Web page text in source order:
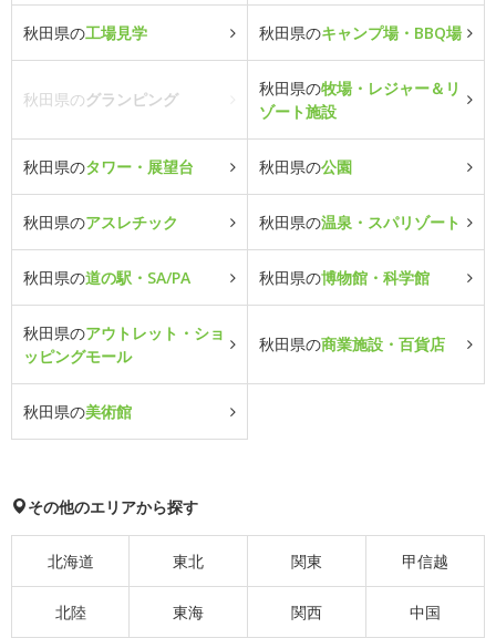
秋田県の工場見学 秋田県のキャンプ場・BBQ場
秋田県のグランピング
秋田県の牧場・レジャー＆リ
ゾート施設
秋田県のタワー・展望台 秋田県の公園
秋田県のアスレチック 秋田県の温泉・スパリゾート
秋田県の道の駅・SA/PA 秋田県の博物館・科学館
秋田県のアウトレット・ショ
ッピングモール
秋田県の商業施設・百貨店
秋田県の美術館
その他のエリアから探す
北海道 東北 関東 甲信越
北陸 東海 関西 中国